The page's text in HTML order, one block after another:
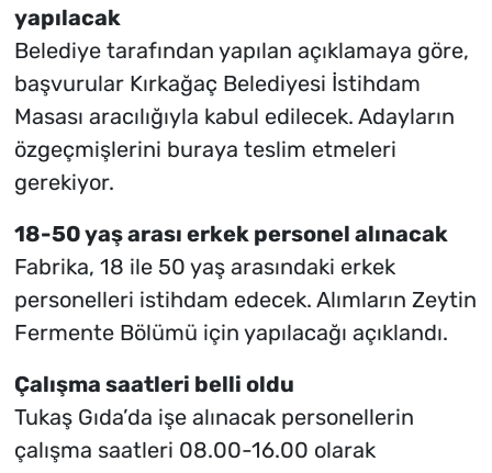
yapılacak
Belediye tarafından yapılan açıklamaya göre,
başvurular Kırkağaç Belediyesi İstihdam
Masası aracılığıyla kabul edilecek. Adayların
özgeçmişlerini buraya teslim etmeleri
gerekiyor.
18-50 yaş arası erkek personel alınacak
Fabrika, 18 ile 50 yaş arasındaki erkek
personelleri istihdam edecek. Alımların Zeytin
Fermente Bölümü için yapılacağı açıklandı.
Çalışma saatleri belli oldu
Tukaş Gıda’da işe alınacak personellerin
çalışma saatleri 08.00-16.00 olarak